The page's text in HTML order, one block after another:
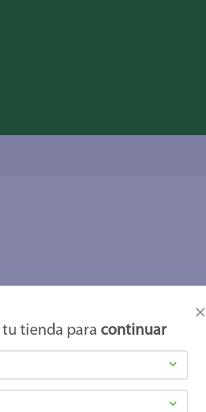
tu tienda para continuar